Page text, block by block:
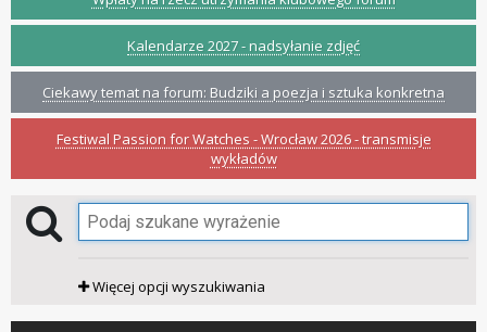
Kalendarze 2027 - nadsyłanie zdjęć
Ciekawy temat na forum: Budziki a poezja i sztuka konkretna
Festiwal Passion for Watches - Wrocław 2026 - transmisje
wykładów
Więcej opcji wyszukiwania